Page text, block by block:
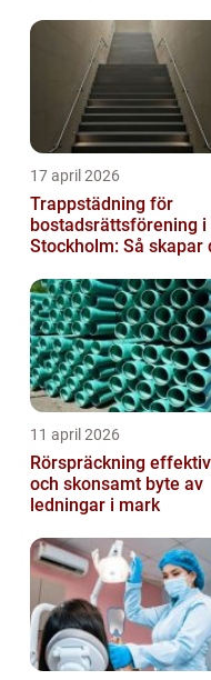
17 april 2026
Trappstädning för
bostadsrättsförening i
Stockholm: Så skapar
trapphus...
11 april 2026
Rörspräckning effektivt
och skonsamt byte av
ledningar i mark